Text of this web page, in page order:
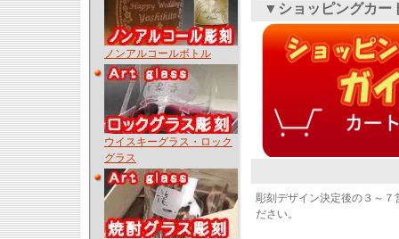
ノンアルコールボトル
ウイスキーグラス・ロック
グラス
▼ショッピングカー
彫刻デザイン決定後の３～
ださい。